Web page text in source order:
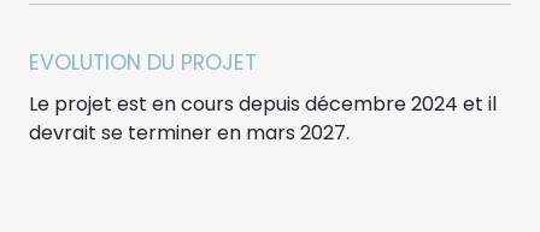
EVOLUTION DU PROJET
Le projet est en cours depuis décembre 2024 et il
devrait se terminer en mars 2027.